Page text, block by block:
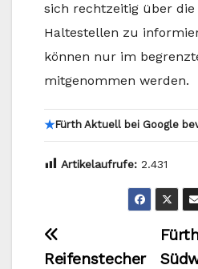
sich rechtzeitig über
Haltestellen zu
können nur im
mitgenommen werden.
★Fürth Aktuell bei Google
Artikelaufrufe: 2.431
Reifenstecher